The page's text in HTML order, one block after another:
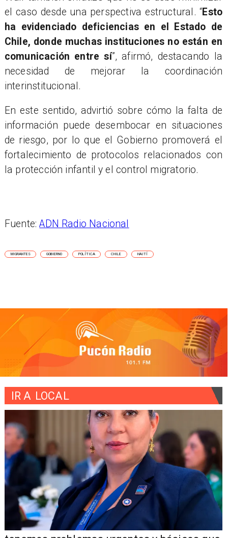
el caso desde una perspectiva estructural. “Esto
ha evidenciado deficiencias en el Estado de
Chile, donde muchas instituciones no están en
comunicación entre sí”, afirmó, destacando la
necesidad de mejorar la coordinación
interinstitucional.
En este sentido, advirtió sobre cómo la falta de
información puede desembocar en situaciones
de riesgo, por lo que el Gobierno promoverá el
fortalecimiento de protocolos relacionados con
la protección infantil y el control migratorio.
Fuente:ADN Radio Nacional
MIGRANTES GOBIERNO POLÍTICA CHILE HAITÍ
IR A LOCAL